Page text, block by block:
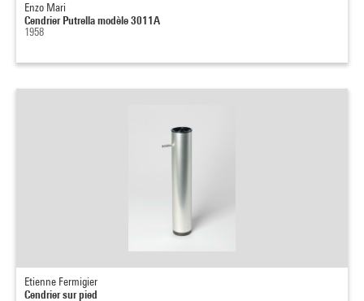
Enzo Mari
Cendrier Putrella modèle 3011A
1958
Etienne Fermigier
Cendrier sur pied